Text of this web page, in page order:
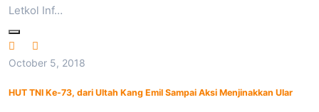
Letkol Inf…
October 5, 2018
HUT TNI Ke-73, dari Ultah Kang Emil Sampai Aksi Menjinakkan Ular